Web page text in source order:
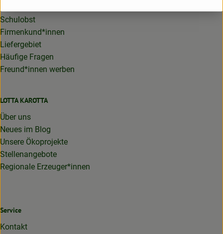
Schulobst
Firmenkund*innen
Liefergebiet
Häufige Fragen
Freund*innen werben
LOTTA KAROTTA
Über uns
Neues im Blog
Unsere Ökoprojekte
Stellenangebote
Regionale Erzeuger*innen
Service
Kontakt